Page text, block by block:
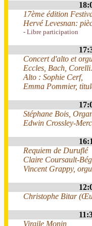
17ème édition
Hervé Levesnan:
- Libre participation
Concert d'alto et
Eccles, Bach, Corelli.
Alto : Sophie Cerf,
Emma Pommier,
Stéphane Bois,
Edwin Crossley-
Requiem de Duruflé
Claire Coursault-
Vincent Grappy,
Christophe Bitar
Virgile Monin